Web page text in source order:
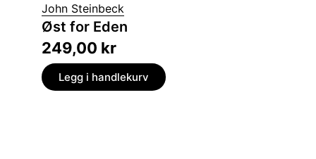
John Steinbeck
Øst for Eden
249,00 kr
Legg i handlekurv